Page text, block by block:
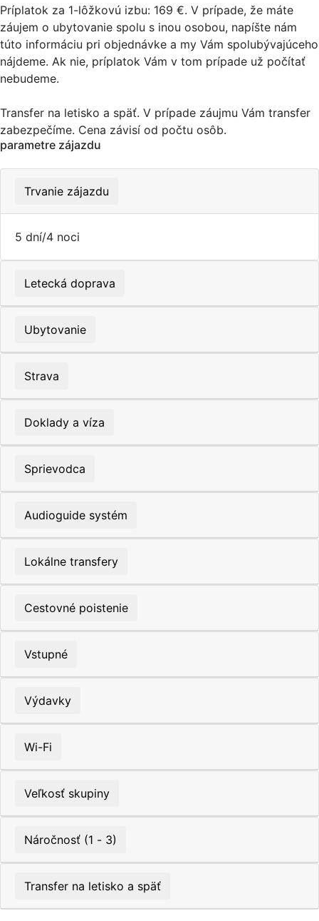
Príplatok za 1-lôžkovú izbu: 169 €. V prípade, že máte
záujem o ubytovanie spolu s inou osobou, napíšte nám
túto informáciu pri objednávke a my Vám spolubývajúceho
nájdeme. Ak nie, príplatok Vám v tom prípade už počítať
nebudeme.
Transfer na letisko a späť. V prípade záujmu Vám transfer
zabezpečíme. Cena závisí od počtu osôb.
parametre zájazdu
Trvanie zájazdu
5 dní/4 noci
Letecká doprava
Ubytovanie
Strava
Doklady a víza
Sprievodca
Audioguide systém
Lokálne transfery
Cestovné poistenie
Vstupné
Výdavky
Wi-Fi
Veľkosť skupiny
Náročnosť (1 - 3)
Transfer na letisko a späť